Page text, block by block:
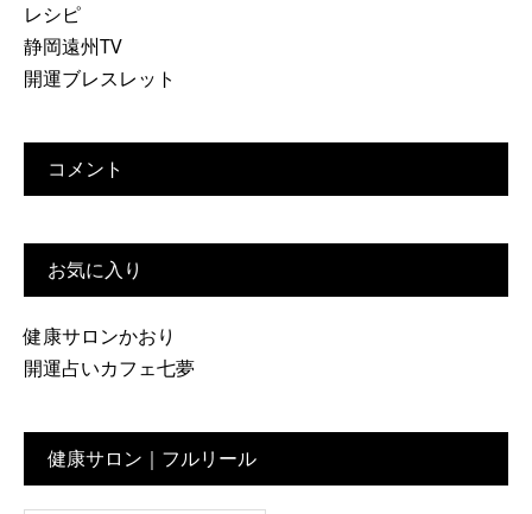
レシピ
静岡遠州TV
開運ブレスレット
コメント
お気に入り
健康サロンかおり
開運占いカフェ七夢
健康サロン｜フルリール